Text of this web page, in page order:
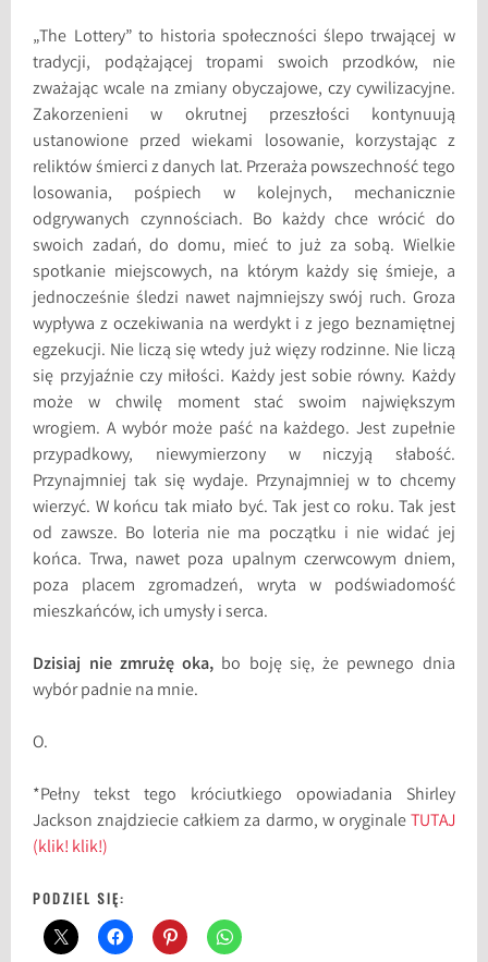
„The Lottery” to historia społeczności ślepo trwającej w
tradycji, podążającej tropami swoich przodków, nie
zważając wcale na zmiany obyczajowe, czy cywilizacyjne.
Zakorzenieni w okrutnej przeszłości kontynuują
ustanowione przed wiekami losowanie, korzystając z
reliktów śmierci z danych lat. Przeraża powszechność tego
losowania, pośpiech w kolejnych, mechanicznie
odgrywanych czynnościach. Bo każdy chce wrócić do
swoich zadań, do domu, mieć to już za sobą. Wielkie
spotkanie miejscowych, na którym każdy się śmieje, a
jednocześnie śledzi nawet najmniejszy swój ruch. Groza
wypływa z oczekiwania na werdykt i z jego beznamiętnej
egzekucji. Nie liczą się wtedy już więzy rodzinne. Nie liczą
się przyjaźnie czy miłości. Każdy jest sobie równy. Każdy
może w chwilę moment stać swoim największym
wrogiem. A wybór może paść na każdego. Jest zupełnie
przypadkowy, niewymierzony w niczyją słabość.
Przynajmniej tak się wydaje. Przynajmniej w to chcemy
wierzyć. W końcu tak miało być. Tak jest co roku. Tak jest
od zawsze. Bo loteria nie ma początku i nie widać jej
końca. Trwa, nawet poza upalnym czerwcowym dniem,
poza placem zgromadzeń, wryta w podświadomość
mieszkańców, ich umysły i serca.
Dzisiaj nie zmrużę oka, bo boję się, że pewnego dnia
wybór padnie na mnie.
O.
*Pełny tekst tego króciutkiego opowiadania Shirley
Jackson znajdziecie całkiem za darmo, w oryginaleTUTAJ
(klik! klik!)
PODZIEL SIĘ: